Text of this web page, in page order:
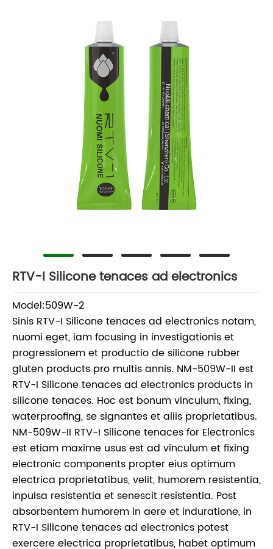
RTV-I Silicone tenaces ad electronics
Model:509W-2
Sinis RTV-I Silicone tenaces ad electronics notam,
nuomi eget, iam focusing in investigationis et
progressionem et productio de silicone rubber
gluten products pro multis annis. NM-509W-II est
RTV-I Silicone tenaces ad electronics products in
silicone tenaces. Hoc est bonum vinculum, fixing,
waterproofing, se signantes et aliis proprietatibus.
NM-509W-II RTV-I Silicone tenaces for Electronics
est etiam maxime usus est ad vinculum et fixing
electronic components propter eius optimum
electrica proprietatibus, velit, humorem resistentia,
inpulsa resistentia et senescit resistentia. Post
absorbentem humorem in aere et induratione, in
RTV-I Silicone tenaces ad electronics potest
exercere electrica proprietatibus, habet optimum